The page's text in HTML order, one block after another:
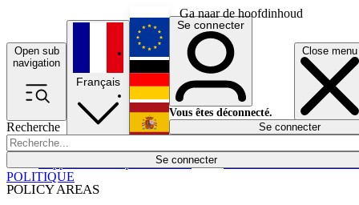
Ga naar de hoofdinhoud
Open sub
navigation
Close menu
Recherche
Se connecter
POLICY AREAS
Économie
Français
English
Deutsch
Español
Se connecter
Vous êtes déconnecté.
Se connecter
POLITIQUE